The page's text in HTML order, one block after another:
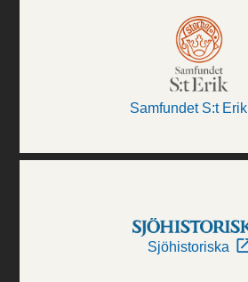
Samfundet S:t Erik
Sjöhistoriska